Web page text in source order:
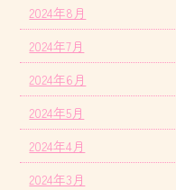
2024年8月
2024年7月
2024年6月
2024年5月
2024年4月
2024年3月